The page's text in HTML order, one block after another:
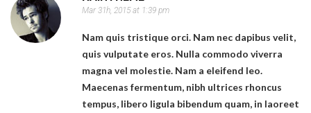
Mar 31h, 2015 at 1:39 pm
Nam quis tristique orci. Nam nec dapibus velit,
quis vulputate eros. Nulla commodo viverra
magna vel molestie. Nam a eleifend leo.
Maecenas fermentum, nibh ultrices rhoncus
tempus, libero ligula bibendum quam, in laoreet